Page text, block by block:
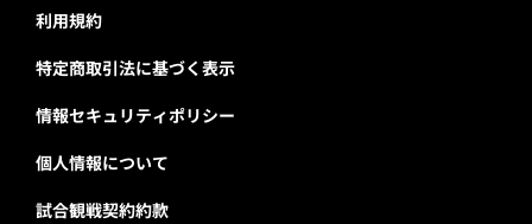
利用規約
特定商取引法に基づく表示
情報セキュリティポリシー
個人情報について
試合観戦契約約款